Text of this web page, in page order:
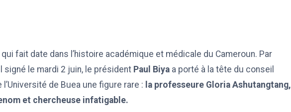
qui fait date dans l’histoire académique et médicale du Cameroun. Par
le mardi 2 juin, le président Paul Biya a porté à la tête du conseil
l’Université de Buea une figure rare : la professeure Gloria Ashutangtang,
et chercheuse infatigable.